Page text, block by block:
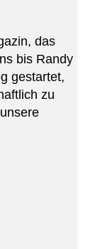
das
bis Randy
gestartet,
zu